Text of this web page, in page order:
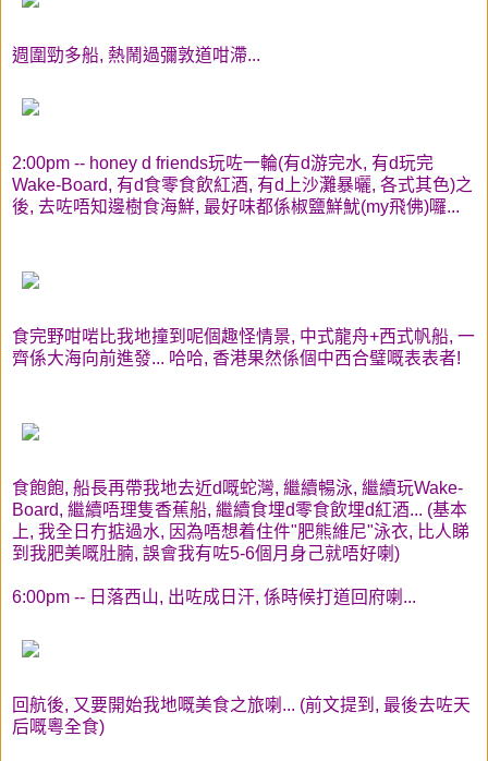
週圍勁多船, 熱鬧過彌敦道咁滯...
2:00pm -- honey d friends玩咗一輪(有d游完水, 有d玩完
Wake-Board, 有d食零食飲紅酒, 有d上沙灘暴曬, 各式其色)之
後, 去咗唔知邊樹食海鮮, 最好味都係椒鹽鮮魷(my飛佛)囉...
食完野咁啱比我地撞到呢個趣怪情景, 中式龍舟+西式帆船, 一
齊係大海向前進發... 哈哈, 香港果然係個中西合璧嘅表表者!
食飽飽, 船長再帶我地去近d嘅蛇灣, 繼續暢泳, 繼續玩Wake-
Board, 繼續唔理隻香蕉船, 繼續食埋d零食飲埋d紅酒... (基本
上, 我全日冇掂過水, 因為唔想着住件"肥熊維尼"泳衣, 比人睇
到我肥美嘅肚腩, 誤會我有咗5-6個月身己就唔好喇)
6:00pm -- 日落西山, 出咗成日汗, 係時候打道回府喇...
回航後, 又要開始我地嘅美食之旅喇... (前文提到, 最後去咗天
后嘅粵全食)